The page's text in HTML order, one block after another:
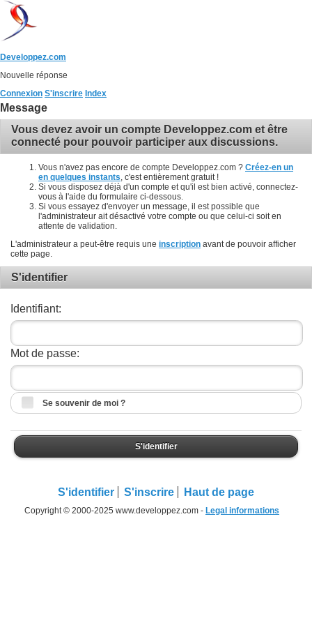
Developpez.com
Nouvelle réponse
Connexion S'inscrire Index
Message
Vous devez avoir un compte Developpez.com et être
connecté pour pouvoir participer aux discussions.
Vous n'avez pas encore de compte Developpez.com ? Créez-en un
en quelques instants , c'est entièrement gratuit !
Si vous disposez déjà d'un compte et qu'il est bien activé, connectez-
vous à l'aide du formulaire ci-dessous.
Si vous essayez d'envoyer un message, il est possible que
l'administrateur ait désactivé votre compte ou que celui-ci soit en
attente de validation.
L'administrateur a peut-être requis une inscription avant de pouvoir afficher
cette page.
S'identifier
Identifiant:
Mot de passe:
Se souvenir de moi ?
S'identifier
S'identifier S'inscrire Haut de page
Copyright © 2000-2025 www.developpez.com - Legal informations